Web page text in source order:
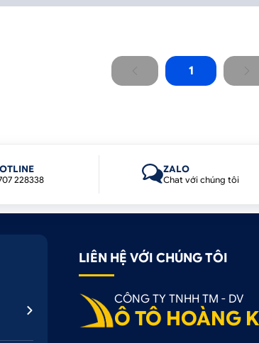
1
228338
ZALO
Chat với chúng tôi
LIÊN HỆ VỚI CHÚNG TÔI
CÔNG TY TNHH TM - DV
Ô TÔ HOÀNG